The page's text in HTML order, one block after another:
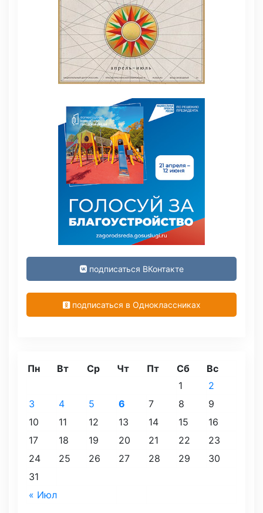
подписаться ВКонтакте
подписаться в Одноклассниках
Пн Вт Ср Чт Пт Сб Вс
« Июл
1
2
3
4 5 6 7 8
9
10
11 12 13 14 15
16
17
18 19 20 21 22
23
24
25 26 27 28 29
30
31